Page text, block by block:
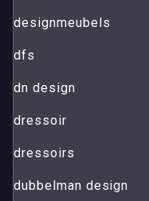
designmeubels
dfs
dn design
dressoir
dressoirs
dubbelman design